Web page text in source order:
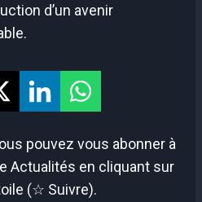
d’un avenir
pouvez vous abonner à
Actualités en cliquant sur
(☆ Suivre).